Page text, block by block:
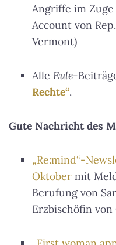
Angriffe im
Account von
Vermont)
Alle Eule-
Rechte“.
Gute Nachricht des
„Re:mind“-
Oktober mit
Berufung von
Erzbischöfin